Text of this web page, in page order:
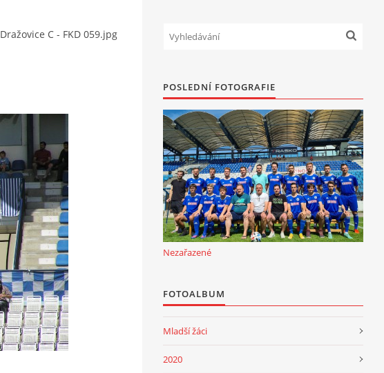
Dražovice C - FKD 059.jpg
POSLEDNÍ FOTOGRAFIE
Nezařazené
FOTOALBUM
Mladší žáci
2020